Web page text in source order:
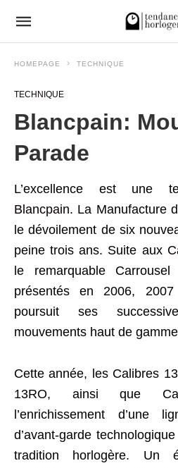
HOMEPAGE TECHNIQUE
TECHNIQUE
Blancpain:
Parade
L’excellence est une
Blancpain. La Manufacture
le dévoilement de six
peine trois ans. Suite aux
le remarquable
présentés en 2006,
poursuit ses
mouvements haut de
Cette année, les Calibres
13RO, ainsi que
l’enrichissement d’une
d’avant-garde
tradition horlogère. Un